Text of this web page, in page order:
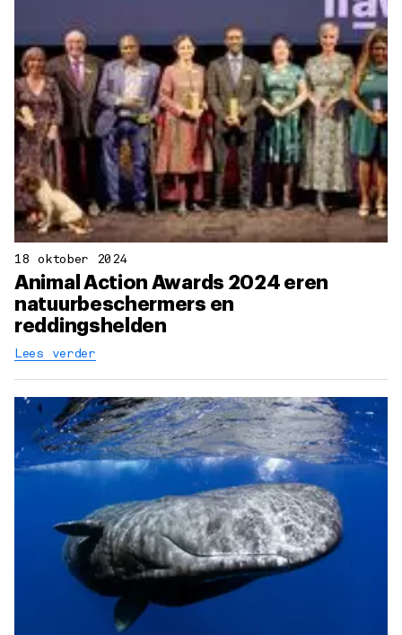
18 oktober 2024
Animal Action Awards 2024 eren
natuurbeschermers en
reddingshelden
Lees verder